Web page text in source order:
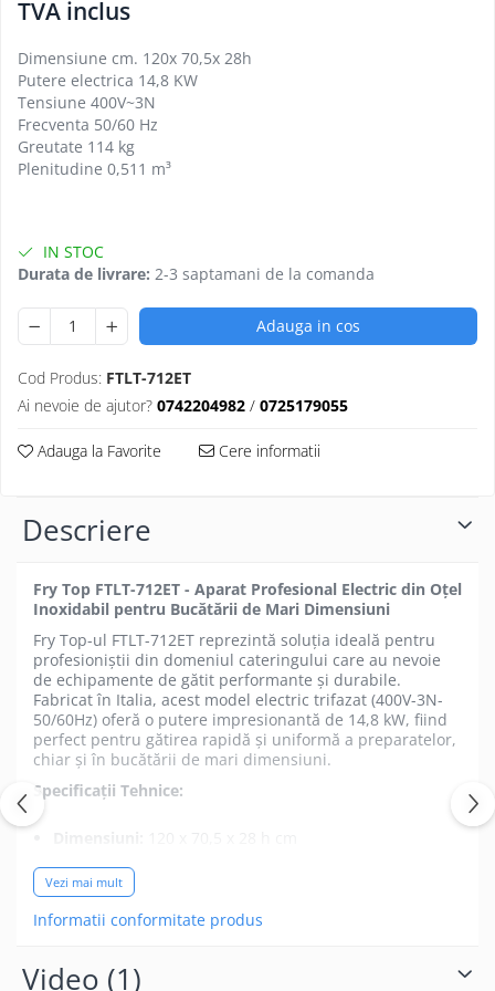
Masini de gatit
Friteuza
Bain marie
Marmite
Tigaie basculanta
Aparate de mentinut cartofii la cald
Plita cu inductie
Vitrine frigorifice pentru flori
Grill electric simplu
Grill pe gaz dublu cu suprafata
neteda si striata
Grill pe gaz simplu
Supiere electrice
Vitrine de banc
TVA inclus
Dimensiune cm. 120x 70,5x 28h
Putere electrica 14,8 KW
Tensiune 400V~3N
Frecventa 50/60 Hz
Greutate 114 kg
Plenitudine 0,511 m³
IN STOC
Durata de livrare: 2-3 saptamani de la comanda
Adauga in cos
Cod Produs: FTLT-712ET
Ai nevoie de ajutor? 0742204982 / 0725179055
Adauga la Favorite Cere informatii
Descriere
Fry Top FTLT-712ET - Aparat Profesional Electric din Oțel
Inoxidabil pentru Bucătării de Mari Dimensiuni
Fry Top-ul FTLT-712ET reprezintă soluția ideală pentru
profesioniștii din domeniul cateringului care au nevoie
de echipamente de gătit performante și durabile.
Fabricat în Italia, acest model electric trifazat (400V-3N-
50/60Hz) oferă o putere impresionantă de 14,8 kW, fiind
perfect pentru gătirea rapidă și uniformă a preparatelor,
chiar și în bucătării de mari dimensiuni.
Specificații Tehnice:
Greutate netă:
Putere:14,8 kW
Alimentare:Electricitate trifazată (400V-3N-
Placă de gătit:
Vezi mai mult
Informatii conformitate produs
Video (1)